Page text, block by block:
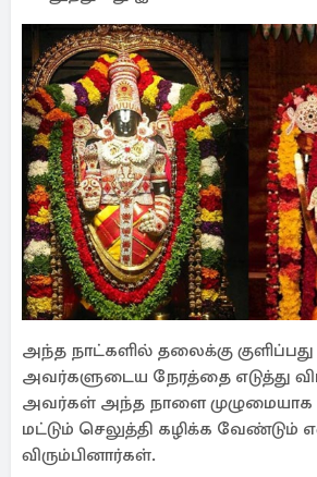
அந்த நாட்களில் தலைக்கு
அவர்களுடைய நேரத்தை எடுத்து
அவர்கள் அந்த நாளை
மட்டும் செலுத்தி கழிக்க வேண்டும்
விரும்பினார்கள்.